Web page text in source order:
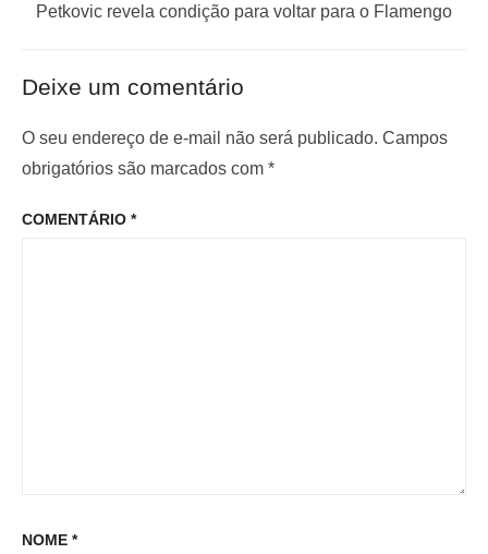
ã
d
e
P
a
r
i
r
P
m
p
Petkovic revela condição para voltar para o Flamengo
Deixe um comentário
O seu endereço de e-mail não será publicado. Campos
obrigatórios são marcados com *
COMENTÁRIO *
NOME *